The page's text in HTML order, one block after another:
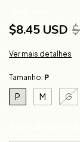
$8.45 USD
Ver mais detalhes
Tamanho: P
P M G